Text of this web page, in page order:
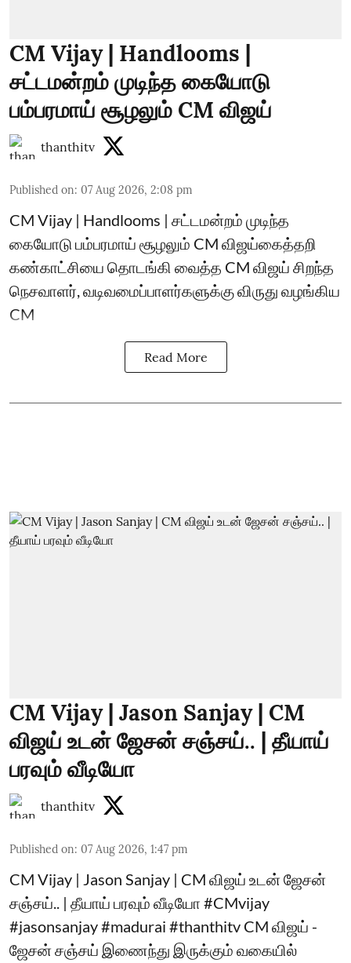
CM Vijay | Handlooms |
சட்டமன்றம் முடிந்த கையோடு
பம்பரமாய் சூழலும் CM விஜய்
thanthitv
Published on: 07 Aug 2026, 2:08 pm
CM Vijay | Handlooms | சட்டமன்றம் முடிந்த
கையோடு பம்பரமாய் சூழலும் CM விஜய்கைத்தறி
கண்காட்சியை தொடங்கி வைத்த CM விஜய் சிறந்த
நெசவாளர், வடிவமைப்பாளர்களுக்கு விருது வழங்கிய
CM
Read More
CM Vijay | Jason Sanjay | CM
விஜய் உடன் ஜேசன் சஞ்சய்.. | தீயாய்
பரவும் வீடியோ
thanthitv
Published on: 07 Aug 2026, 1:47 pm
CM Vijay | Jason Sanjay | CM விஜய் உடன் ஜேசன்
சஞ்சய்.. | தீயாய் பரவும் வீடியோ #CMvijay
#jasonsanjay #madurai #thanthitv CM விஜய் -
ஜேசன் சஞ்சய் இணைந்து இருக்கும் வகையில்